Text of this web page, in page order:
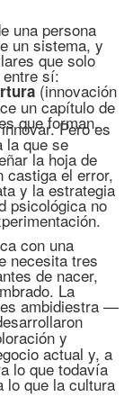
una persona
un sistema, y
que solo
sí:
(innovación
un capítulo de
que forman.
Pero es
la que se
la hoja de
castiga el error,
y la estrategia
psicológica no
con una
necesita tres
de nacer,
La
ambidiestra —
y
actual y, a
lo que todavía
lo que la cultura